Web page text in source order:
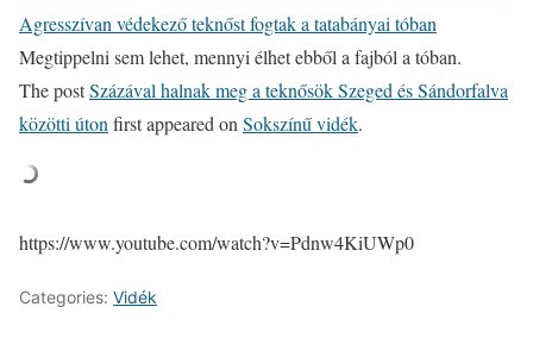
Agresszívan védekező teknőst fogtak a tatabányai tóban
Megtippelni sem lehet, mennyi élhet ebből a fajból a tóban.
The postSzázával halnak meg a teknősök Szeged és Sándorfalva
közötti úton first appeared on Sokszínű vidék.
https://www.youtube.com/watch?v=Pdnw4KiUWp0
Categories: Vidék